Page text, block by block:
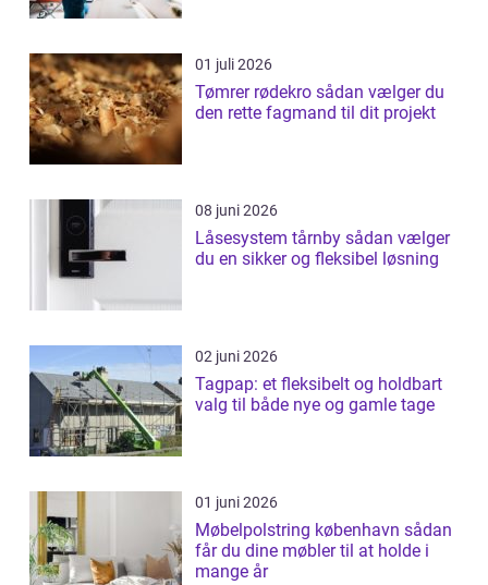
01 juli 2026
Tømrer rødekro sådan vælger du
den rette fagmand til dit projekt
08 juni 2026
Låsesystem tårnby sådan vælger
du en sikker og fleksibel løsning
02 juni 2026
Tagpap: et fleksibelt og holdbart
valg til både nye og gamle tage
01 juni 2026
Møbelpolstring københavn sådan
får du dine møbler til at holde i
mange år